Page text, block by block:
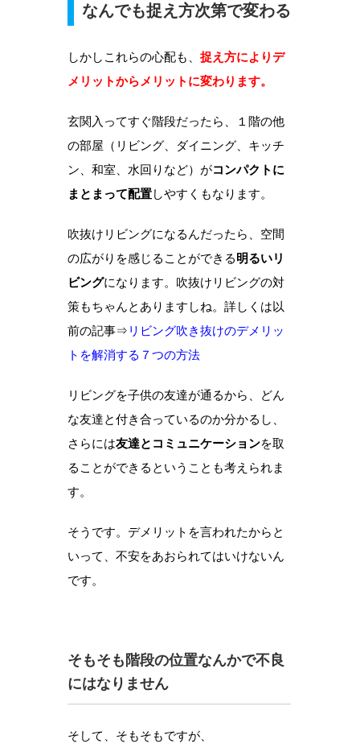
なんでも捉え方次第で変わる
しかしこれらの心配も、 捉え方によりデ
メリットからメリットに変わります。
玄関入ってすぐ階段だったら、１階の他
の部屋（リビング、ダイニング、キッチ
ン、和室、水回りなど）がコンパクトに
まとまって配置しやすくもなります。
吹抜けリビングになるんだったら、空間
の広がりを感じることができる明るいリ
ビングになります。吹抜けリビングの対
策もちゃんとありますしね。詳しくは以
前の記事⇒ リビング吹き抜けのデメリッ
トを解消する７つの方法
リビングを子供の友達が通るから、どん
な友達と付き合っているのか分かるし、
さらには友達とコミュニケーションを取
ることができるということも考えられま
す。
そうです。デメリットを言われたからと
いって、不安をあおられてはいけないん
です。
そもそも階段の位置なんかで不良
にはなりません
そして、そもそもですが、